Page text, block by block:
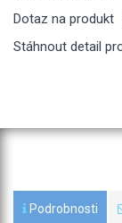
Dotaz na produkt
Stáhnout detail
Podrobnosti